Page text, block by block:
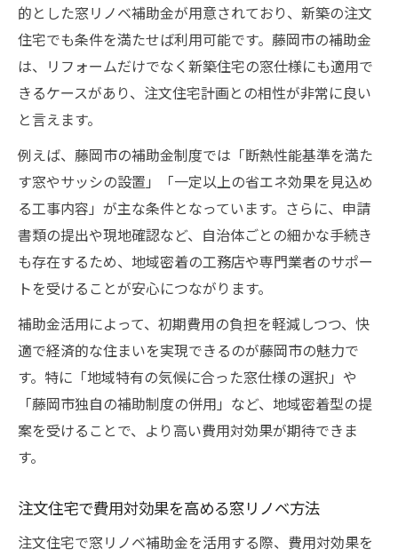
い秘訣
藤岡市エリアで注目の窓リノベ補助金とは
注文住宅で注目の藤岡市窓リノベ補助金特
徴
藤岡市リフォーム補助金のメリットと注意
点
注文住宅の窓リノベ最新補助金事情を解説
藤岡市内で利用可能な住宅改修補助金一覧
注文住宅窓リノベ補助金の申請対象をチェ
ック
的とした窓リノベ補助金が用意されており、新築の注文
住宅でも条件を満たせば利用可能です。藤岡市の補助金
は、リフォームだけでなく新築住宅の窓仕様にも適用で
きるケースがあり、注文住宅計画との相性が非常に良い
と言えます。
例えば、藤岡市の補助金制度では「断熱性能基準を満た
す窓やサッシの設置」「一定以上の省エネ効果を見込め
る工事内容」が主な条件となっています。さらに、申請
書類の提出や現地確認など、自治体ごとの細かな手続き
も存在するため、地域密着の工務店や専門業者のサポー
トを受けることが安心につながります。
補助金活用によって、初期費用の負担を軽減しつつ、快
適で経済的な住まいを実現できるのが藤岡市の魅力で
す。特に「地域特有の気候に合った窓仕様の選択」や
「藤岡市独自の補助制度の併用」など、地域密着型の提
案を受けることで、より高い費用対効果が期待できま
す。
注文住宅で費用対効果を高める窓リノベ方法
注文住宅で窓リノベ補助金を活用する際、費用対効果を